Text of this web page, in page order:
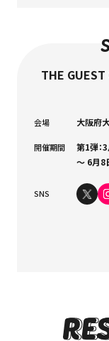
THE GUEST
会場 大阪府
開催期間
第1弾：
～ 6月8
SNS